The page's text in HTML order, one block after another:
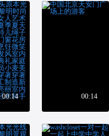
00:14 00:14